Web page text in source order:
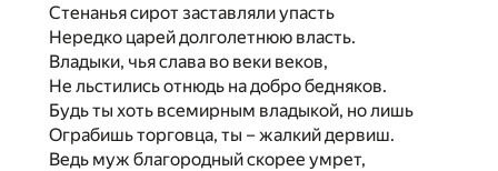
Стенанья сирот заставляли упасть
Нередко царей долголетнюю власть.
Владыки, чья слава во веки веков,
Не льстились отнюдь на добро бедняков.
Будь ты хоть всемирным владыкой, но лишь
Ограбишь торговца, ты – жалкий дервиш.
Ведь муж благородный скорее умрет,